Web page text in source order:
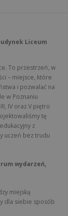
Liceum
To przestrzeń, w
– miejsce, które
i pozwalać na
w Poznaniu
IV oraz V piętro
tę
z
uczeń bez trudu
wydarzeń,
miejską
dla siebie sposób